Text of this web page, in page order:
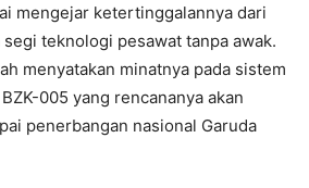
mengejar ketertinggalannya dari
teknologi pesawat tanpa awak.
menyatakan minatnya pada sistem
005 yang rencananya akan
penerbangan nasional Garuda